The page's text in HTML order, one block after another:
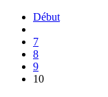
Début
7
8
9
10